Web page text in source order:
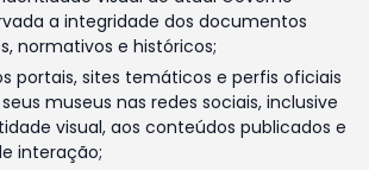
a integridade dos documentos
normativos e históricos;
portais, sites temáticos e perfis oficiais
museus nas redes sociais, inclusive
visual, aos conteúdos publicados e
interação;